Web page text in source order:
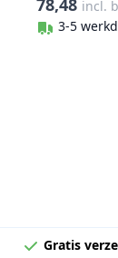
incl.
3-5
Gratis